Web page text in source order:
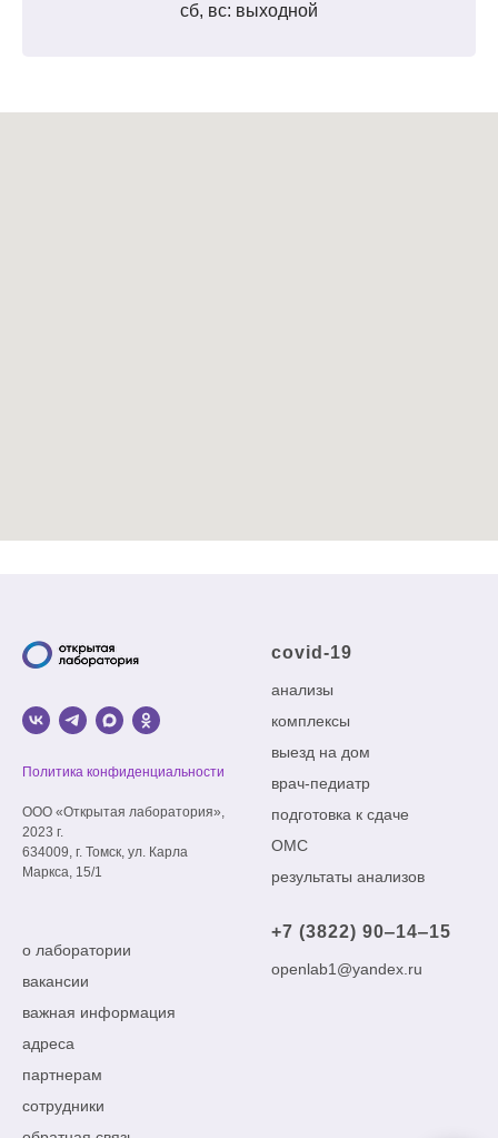
сб, вс: выходной
Политика конфиденциальности
ООО «Открытая лаборатория»,
2023 г.
634009, г. Томск, ул. Карла
Маркса, 15/1
covid-19
анализы
комплексы
выезд на дом
врач-педиатр
подготовка к сдаче
ОМС
результаты анализов
о лаборатории
вакансии
важная информация
адреса
партнерам
сотрудники
+7 (3822) 90‒14‒15
openlab1@yandex.ru